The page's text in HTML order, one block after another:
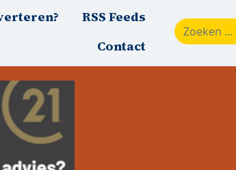
RSS Feeds
Contact